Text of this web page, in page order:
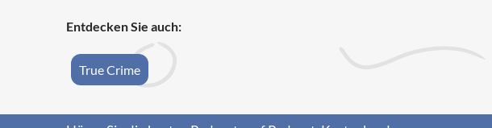
Entdecken Sie auch:
True Crime